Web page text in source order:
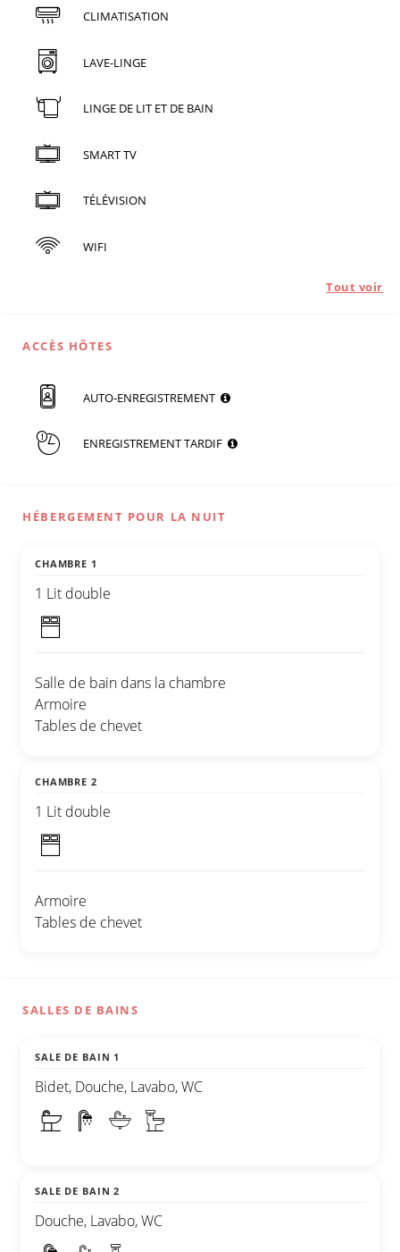
CLIMATISATION
LAVE-LINGE
LINGE DE LIT ET DE BAIN
SMART TV
TÉLÉVISION
WIFI
Tout voir
ACCÈS HÔTES
AUTO-ENREGISTREMENT
ENREGISTREMENT TARDIF
HÉBERGEMENT POUR LA NUIT
CHAMBRE 1
1 Lit double
Salle de bain dans la chambre
Armoire
Tables de chevet
CHAMBRE 2
1 Lit double
Armoire
Tables de chevet
SALLES DE BAINS
SALE DE BAIN 1
Bidet, Douche, Lavabo, WC
SALE DE BAIN 2
Douche, Lavabo, WC